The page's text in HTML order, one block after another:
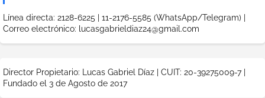
Línea directa: 2128-6225 | 11-2176-5585 (WhatsApp/Telegram) |
Correo electrónico: lucasgabrieldiaz24@gmail.com
Director Propietario: Lucas Gabriel Díaz | CUIT: 20-39275009-7 |
Fundado el 3 de Agosto de 2017